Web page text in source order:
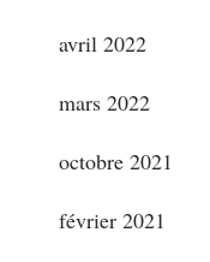
avril 2022
mars 2022
octobre 2021
février 2021